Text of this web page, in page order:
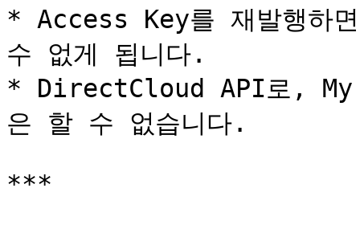
* Access Key를 재발행하
수 없게 됩니다.
* DirectCloud API로, My
은 할 수 없습니다.
***